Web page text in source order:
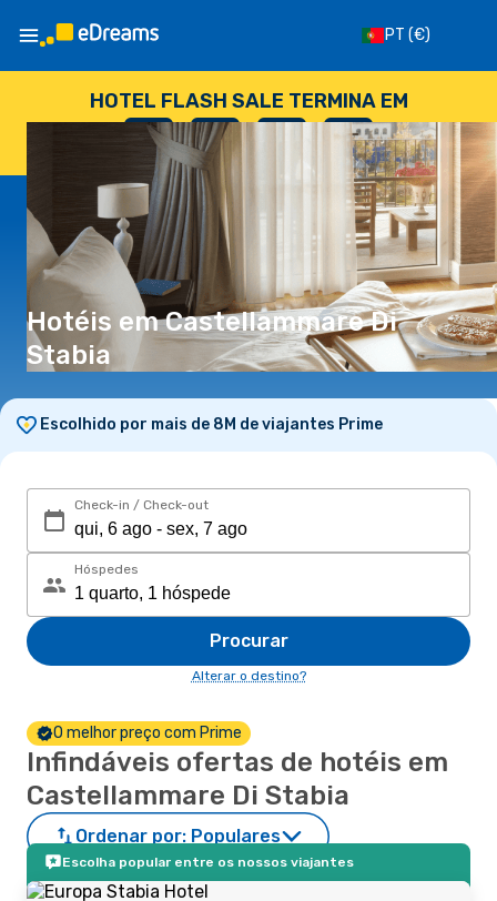
PT (€)
HOTEL FLASH SALE TERMINA EM
--
DIAS
: --
HORAS
: --
SEGUNDOS
Hotéis em Castellammare Di
Stabia
Escolhido por mais de 8M de viajantes Prime
Check-in / Check-out
Hóspedes
Procurar
Alterar o destino?
O melhor preço com Prime
Infindáveis ofertas de hotéis em
Castellammare Di Stabia
Ordenar por: Populares
Escolha popular entre os nossos viajantes